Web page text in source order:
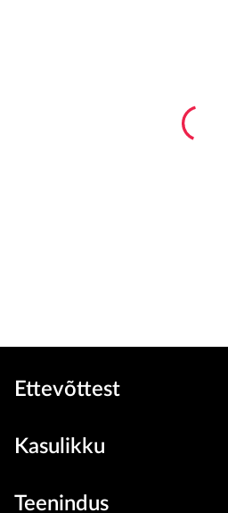
Ettevõttest
Kasulikku
Teenindus